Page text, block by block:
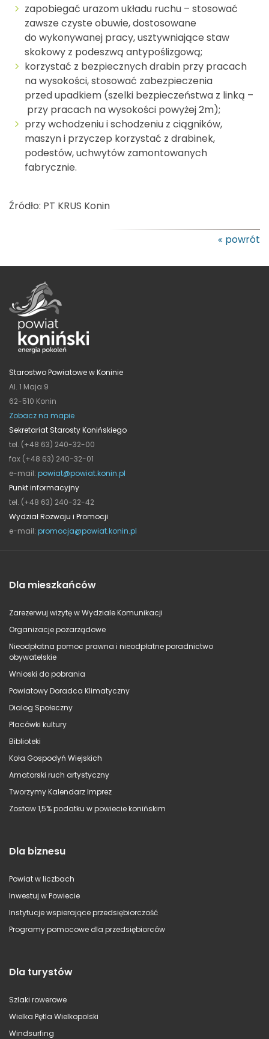
zapobiegać urazom układu ruchu – stosować
zawsze czyste obuwie, dostosowane
do wykonywanej pracy, usztywniające staw
skokowy z podeszwą antypoślizgową;
korzystać z bezpiecznych drabin przy pracach
na wysokości, stosować zabezpieczenia
przed upadkiem (szelki bezpieczeństwa z linką –
przy pracach na wysokości powyżej 2m);
przy wchodzeniu i schodzeniu z ciągników,
maszyn i przyczep korzystać z drabinek,
podestów, uchwytów zamontowanych
fabrycznie.
Źródło: PT KRUS Konin
powrót
Starostwo Powiatowe w Koninie
Al. 1 Maja 9
62-510 Konin
Zobacz na mapie
Sekretariat Starosty Konińskiego
tel. (+48 63) 240-32-00
fax (+48 63) 240-32-01
e-mail: powiat@powiat.konin.pl
Punkt informacyjny
tel. (+48 63) 240-32-42
Wydział Rozwoju i Promocji
e-mail: promocja@powiat.konin.pl
Dla mieszkańców
Zarezerwuj wizytę w Wydziale Komunikacji
Organizacje pozarządowe
Nieodpłatna pomoc prawna i nieodpłatne poradnictwo
obywatelskie
Wnioski do pobrania
Powiatowy Doradca Klimatyczny
Dialog Społeczny
Placówki kultury
Biblioteki
Koła Gospodyń Wiejskich
Amatorski ruch artystyczny
Tworzymy Kalendarz Imprez
Zostaw 1,5% podatku w powiecie konińskim
Dla biznesu
Powiat w liczbach
Inwestuj w Powiecie
Instytucje wspierające przedsiębiorczość
Programy pomocowe dla przedsiębiorców
Dla turystów
Szlaki rowerowe
Wielka Pętla Wielkopolski
Windsurfing